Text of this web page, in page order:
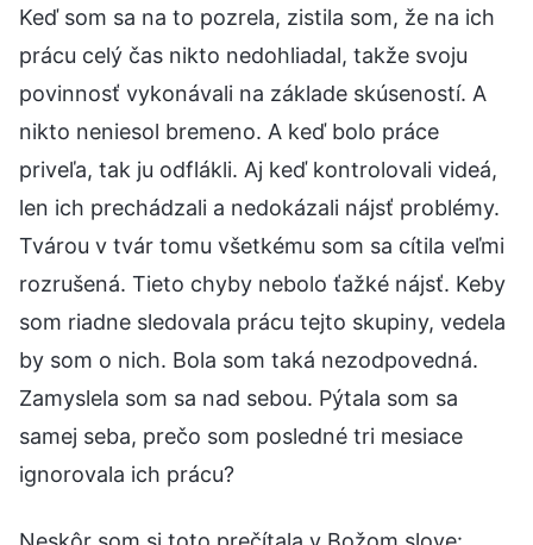
Keď som sa na to pozrela, zistila som, že na ich
prácu celý čas nikto nedohliadal, takže svoju
povinnosť vykonávali na základe skúseností. A
nikto neniesol bremeno. A keď bolo práce
priveľa, tak ju odflákli. Aj keď kontrolovali videá,
len ich prechádzali a nedokázali nájsť problémy.
Tvárou v tvár tomu všetkému som sa cítila veľmi
rozrušená. Tieto chyby nebolo ťažké nájsť. Keby
som riadne sledovala prácu tejto skupiny, vedela
by som o nich. Bola som taká nezodpovedná.
Zamyslela som sa nad sebou. Pýtala som sa
samej seba, prečo som posledné tri mesiace
ignorovala ich prácu?